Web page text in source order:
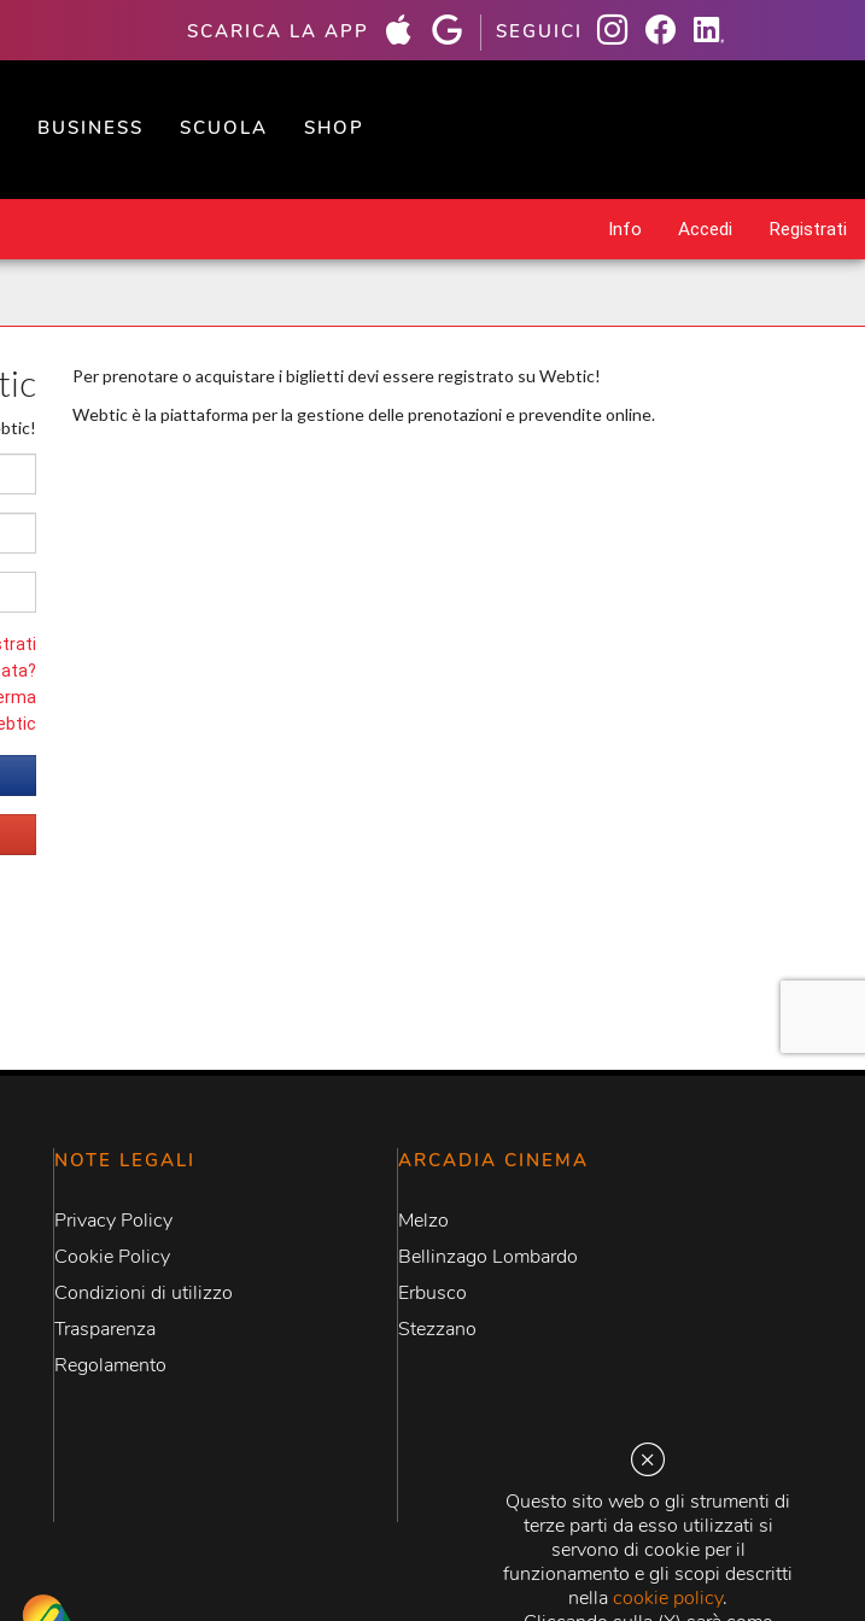
Questo sito web o gli strumenti di
terze parti da esso utilizzati si
servono di cookie per il
funzionamento e gli scopi descritti
nellacookie policy.
SCARICA LA APP SEGUICI
BUSINESS SCUOLA SHOP
NOTE LEGALI
Privacy Policy
Cookie Policy
Condizioni di utilizzo
Trasparenza
Regolamento
ARCADIA CINEMA
Melzo
Bellinzago Lombardo
Erbusco
Stezzano